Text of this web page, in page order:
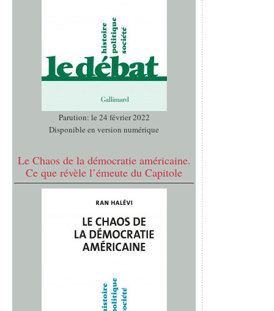
Parution: le 24 février 2022
Disponible en version numérique
Le Chaos de la démocratie américaine.
Ce que révèle l’émeute du Capitole